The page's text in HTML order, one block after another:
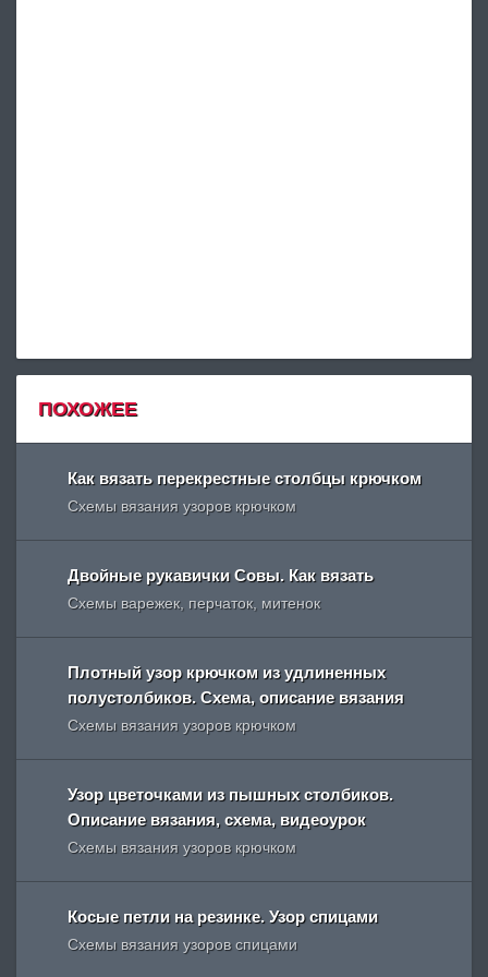
ПОХОЖЕЕ
Как вязать перекрестные столбцы крючком
Схемы вязания узоров крючком
Двойные рукавички Совы. Как вязать
Схемы варежек, перчаток, митенок
Плотный узор крючком из удлиненных
полустолбиков. Схема, описание вязания
Схемы вязания узоров крючком
Узор цветочками из пышных столбиков.
Описание вязания, схема, видеоурок
Схемы вязания узоров крючком
Косые петли на резинке. Узор спицами
Схемы вязания узоров спицами